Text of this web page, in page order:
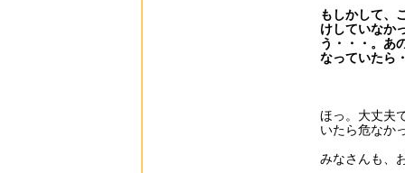
もしかして、
けしていなか
う・・・。あ
なっていたら
ほっ。大丈夫
いたら危なか
みなさんも、